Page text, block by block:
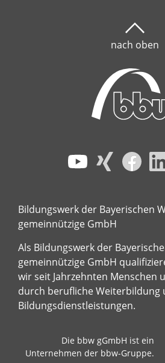
nach oben
Bildungswerk der Bayerischen
gemeinnützige GmbH
Als Bildungswerk der
gemeinnützige GmbH
wir seit Jahrzehnten Menschen
durch berufliche Weiterbildung
Bildungsdienstleistungen.
Die bbw gGmbH ist ein
Unternehmen der bbw-Gruppe.